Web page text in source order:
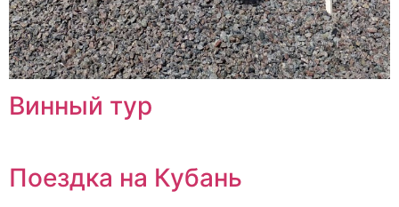
Винный тур
Поездка на Кубань